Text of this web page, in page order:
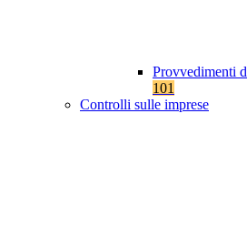
Provvedimenti
101
Controlli sulle imprese